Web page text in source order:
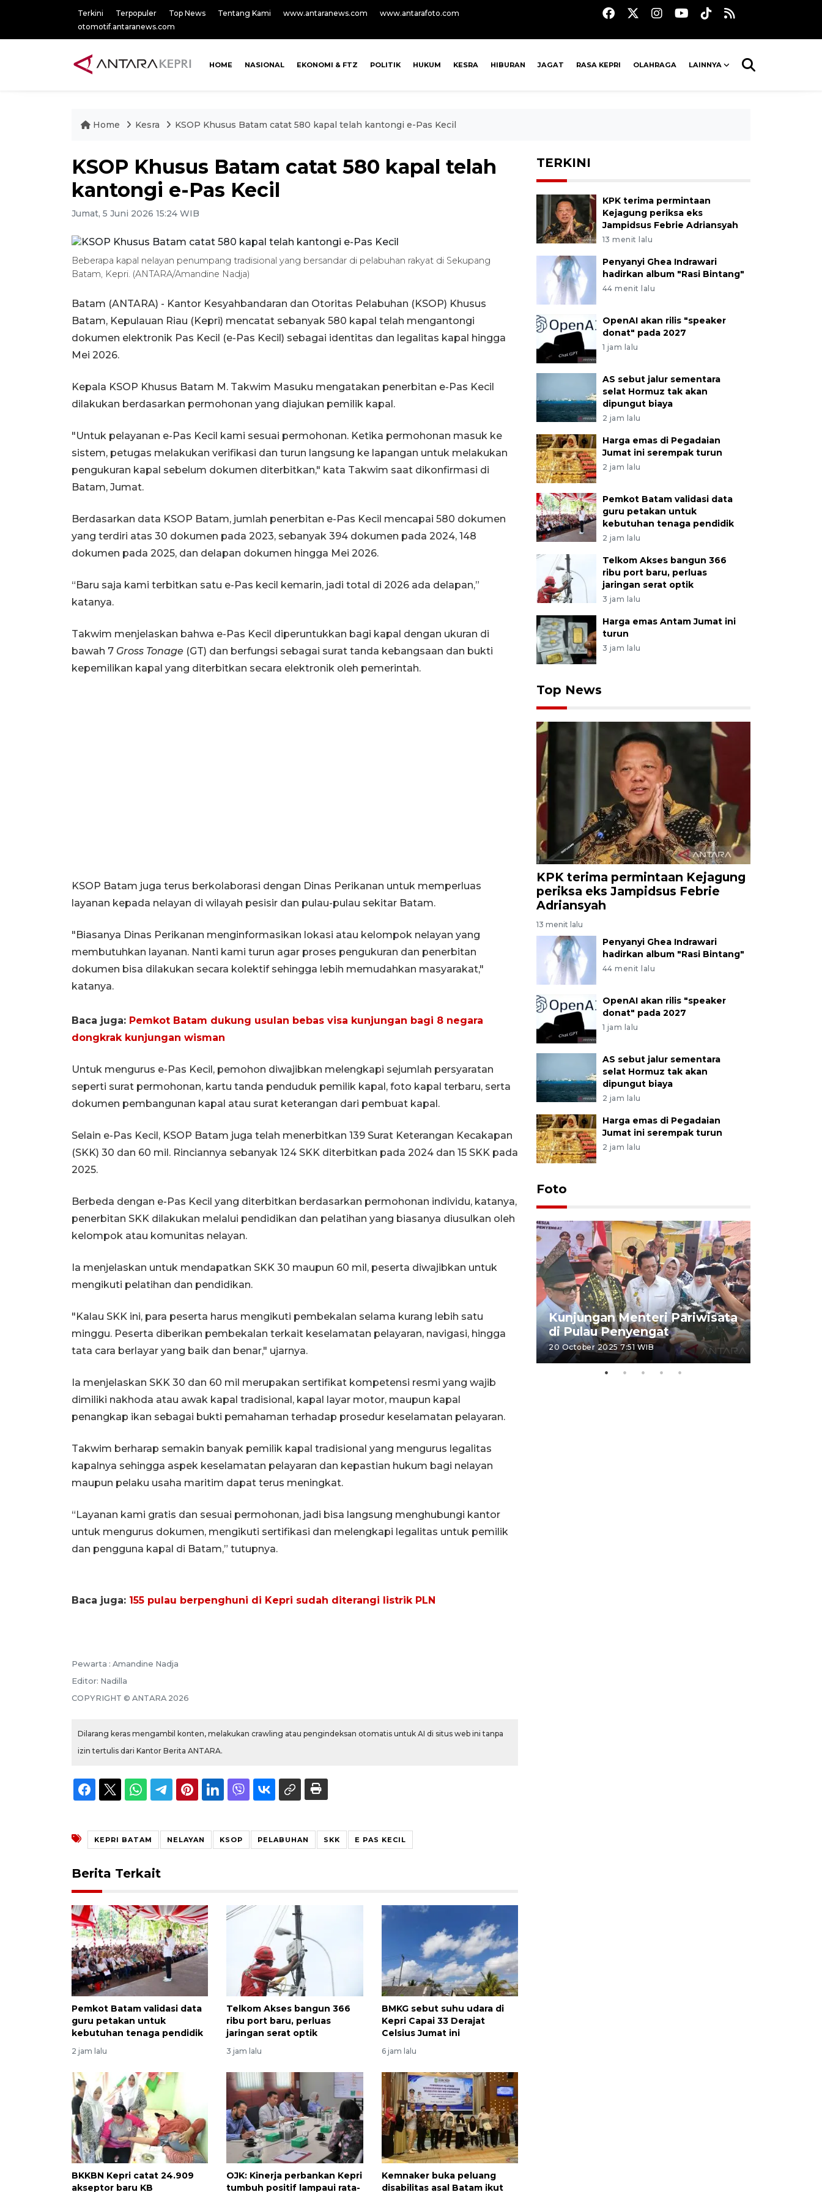
Terkini Terpopuler Top News Tentang Kami www.antaranews.com
www.antarafoto.com
otomotif.antaranews.com
HOME NASIONAL EKONOMI & FTZ POLITIK HUKUM KESRA HIBURAN JAGAT RASA KEPRI OLAHRAGA LAINNYA
Home Kesra KSOP Khusus Batam catat 580 kapal telah kantongi e-Pas Kecil
KSOP Khusus Batam catat 580 kapal telah
kantongi e-Pas Kecil
Jumat, 5 Juni 2026 15:24 WIB
Beberapa kapal nelayan penumpang tradisional yang bersandar di pelabuhan rakyat di Sekupang
Batam, Kepri. (ANTARA/Amandine Nadja)
Batam (ANTARA) - Kantor Kesyahbandaran dan Otoritas Pelabuhan (KSOP) Khusus
Batam, Kepulauan Riau (Kepri) mencatat sebanyak 580 kapal telah mengantongi
dokumen elektronik Pas Kecil (e-Pas Kecil) sebagai identitas dan legalitas kapal hingga
Mei 2026.
Kepala KSOP Khusus Batam M. Takwim Masuku mengatakan penerbitan e-Pas Kecil
dilakukan berdasarkan permohonan yang diajukan pemilik kapal.
"Untuk pelayanan e-Pas Kecil kami sesuai permohonan. Ketika permohonan masuk ke
sistem, petugas melakukan verifikasi dan turun langsung ke lapangan untuk melakukan
pengukuran kapal sebelum dokumen diterbitkan," kata Takwim saat dikonfirmasi di
Batam, Jumat.
Berdasarkan data KSOP Batam, jumlah penerbitan e-Pas Kecil mencapai 580 dokumen
yang terdiri atas 30 dokumen pada 2023, sebanyak 394 dokumen pada 2024, 148
dokumen pada 2025, dan delapan dokumen hingga Mei 2026.
“Baru saja kami terbitkan satu e-Pas kecil kemarin, jadi total di 2026 ada delapan,”
katanya.
Takwim menjelaskan bahwa e-Pas Kecil diperuntukkan bagi kapal dengan ukuran di
bawah 7 Gross Tonage (GT) dan berfungsi sebagai surat tanda kebangsaan dan bukti
kepemilikan kapal yang diterbitkan secara elektronik oleh pemerintah.
KSOP Batam juga terus berkolaborasi dengan Dinas Perikanan untuk memperluas
layanan kepada nelayan di wilayah pesisir dan pulau-pulau sekitar Batam.
"Biasanya Dinas Perikanan menginformasikan lokasi atau kelompok nelayan yang
membutuhkan layanan. Nanti kami turun agar proses pengukuran dan penerbitan
dokumen bisa dilakukan secara kolektif sehingga lebih memudahkan masyarakat,"
katanya.
Baca juga: Pemkot Batam dukung usulan bebas visa kunjungan bagi 8 negara
dongkrak kunjungan wisman
Untuk mengurus e-Pas Kecil, pemohon diwajibkan melengkapi sejumlah persyaratan
seperti surat permohonan, kartu tanda penduduk pemilik kapal, foto kapal terbaru, serta
dokumen pembangunan kapal atau surat keterangan dari pembuat kapal.
Selain e-Pas Kecil, KSOP Batam juga telah menerbitkan 139 Surat Keterangan Kecakapan
(SKK) 30 dan 60 mil. Rinciannya sebanyak 124 SKK diterbitkan pada 2024 dan 15 SKK pada
2025.
Berbeda dengan e-Pas Kecil yang diterbitkan berdasarkan permohonan individu, katanya,
penerbitan SKK dilakukan melalui pendidikan dan pelatihan yang biasanya diusulkan oleh
kelompok atau komunitas nelayan.
Ia menjelaskan untuk mendapatkan SKK 30 maupun 60 mil, peserta diwajibkan untuk
mengikuti pelatihan dan pendidikan.
"Kalau SKK ini, para peserta harus mengikuti pembekalan selama kurang lebih satu
minggu. Peserta diberikan pembekalan terkait keselamatan pelayaran, navigasi, hingga
tata cara berlayar yang baik dan benar," ujarnya.
Ia menjelaskan SKK 30 dan 60 mil merupakan sertifikat kompetensi resmi yang wajib
dimiliki nakhoda atau awak kapal tradisional, kapal layar motor, maupun kapal
penangkap ikan sebagai bukti pemahaman terhadap prosedur keselamatan pelayaran.
Takwim berharap semakin banyak pemilik kapal tradisional yang mengurus legalitas
kapalnya sehingga aspek keselamatan pelayaran dan kepastian hukum bagi nelayan
maupun pelaku usaha maritim dapat terus meningkat.
“Layanan kami gratis dan sesuai permohonan, jadi bisa langsung menghubungi kantor
untuk mengurus dokumen, mengikuti sertifikasi dan melengkapi legalitas untuk pemilik
dan pengguna kapal di Batam,” tutupnya.
Baca juga: 155 pulau berpenghuni di Kepri sudah diterangi listrik PLN
Pewarta : Amandine Nadja
Editor: Nadilla
COPYRIGHT © ANTARA 2026
Dilarang keras mengambil konten, melakukan crawling atau pengindeksan otomatis untuk AI di situs web ini tanpa
izin tertulis dari Kantor Berita ANTARA.
KEPRI BATAM NELAYAN KSOP PELABUHAN SKK E PAS KECIL
Berita Terkait
Pemkot Batam validasi data
guru petakan untuk
kebutuhan tenaga pendidik
2 jam lalu
Telkom Akses bangun 366
ribu port baru, perluas
jaringan serat optik
3 jam lalu
BMKG sebut suhu udara di
Kepri Capai 33 Derajat
Celsius Jumat ini
6 jam lalu
BKKBN Kepri catat 24.909
akseptor baru KB
OJK: Kinerja perbankan Kepri
tumbuh positif lampaui rata-
Kemnaker buka peluang
disabilitas asal Batam ikut
TERKINI
KPK terima permintaan
Kejagung periksa eks
Jampidsus Febrie Adriansyah
13 menit lalu
Penyanyi Ghea Indrawari
hadirkan album "Rasi Bintang"
44 menit lalu
OpenAI akan rilis "speaker
donat" pada 2027
1 jam lalu
AS sebut jalur sementara
selat Hormuz tak akan
dipungut biaya
2 jam lalu
Harga emas di Pegadaian
Jumat ini serempak turun
2 jam lalu
Pemkot Batam validasi data
guru petakan untuk
kebutuhan tenaga pendidik
2 jam lalu
Telkom Akses bangun 366
ribu port baru, perluas
jaringan serat optik
3 jam lalu
Harga emas Antam Jumat ini
turun
3 jam lalu
Top News
KPK terima permintaan Kejagung
periksa eks Jampidsus Febrie
Adriansyah
13 menit lalu
Penyanyi Ghea Indrawari
hadirkan album "Rasi Bintang"
44 menit lalu
OpenAI akan rilis "speaker
donat" pada 2027
1 jam lalu
AS sebut jalur sementara
selat Hormuz tak akan
dipungut biaya
2 jam lalu
Harga emas di Pegadaian
Jumat ini serempak turun
2 jam lalu
Foto
Distribusi logistik pemilu
gunakan mobil jenazah
Kunjungan Menteri Pariwisata
di Pulau Penyengat
20 October 2025 7:51 WIB